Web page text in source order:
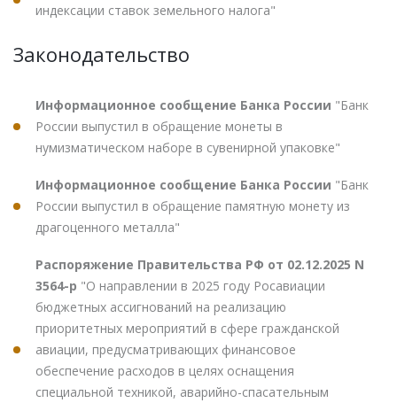
индексации ставок земельного налога"
Законодательство
Информационное сообщение Банка России "Банк
России выпустил в обращение монеты в
нумизматическом наборе в сувенирной упаковке"
Информационное сообщение Банка России "Банк
России выпустил в обращение памятную монету из
драгоценного металла"
Распоряжение Правительства РФ от 02.12.2025 N
3564-р "О направлении в 2025 году Росавиации
бюджетных ассигнований на реализацию
приоритетных мероприятий в сфере гражданской
авиации, предусматривающих финансовое
обеспечение расходов в целях оснащения
специальной техникой, аварийно-спасательным